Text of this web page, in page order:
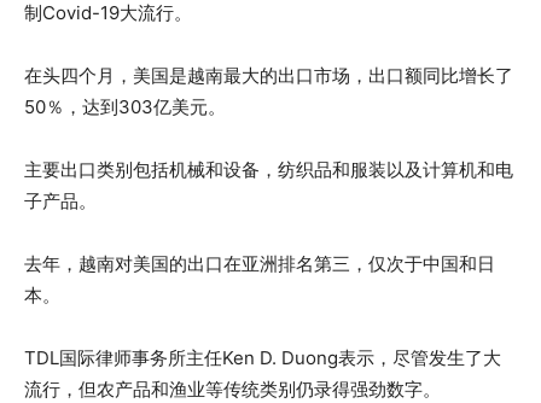
制Covid-19大流行。
在头四个月，美国是越南最大的出口市场，出口额同比增长了
50％，达到303亿美元。
主要出口类别包括机械和设备，纺织品和服装以及计算机和电
子产品。
去年，越南对美国的出口在亚洲排名第三，仅次于中国和日
本。
TDL国际律师事务所主任Ken D. Duong表示，尽管发生了大
流行，但农产品和渔业等传统类别仍录得强劲数字。